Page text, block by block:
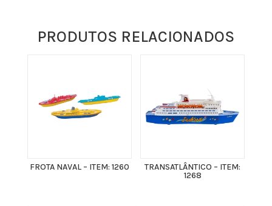
PRODUTOS RELACIONADOS
FROTA NAVAL – ITEM: 1260
TRANSATLÂNTICO – ITEM:
1268